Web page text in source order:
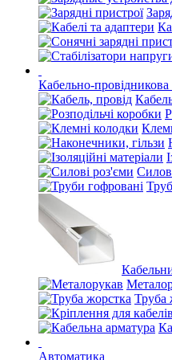
Кабельно-провідникова
Труба
Автоматика